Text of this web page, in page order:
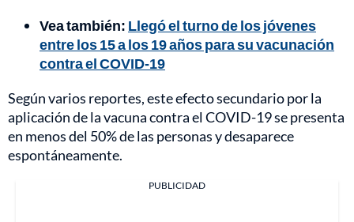
Vea también: Llegó el turno de los jóvenes
entre los 15 a los 19 años para su vacunación
contra el COVID-19
Según varios reportes, este efecto secundario por la
aplicación de la vacuna contra el COVID-19 se presenta
en menos del 50% de las personas y desaparece
espontáneamente.
PUBLICIDAD